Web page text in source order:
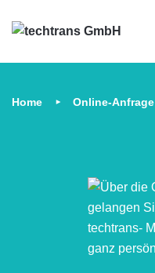
Home Online-Anfrage